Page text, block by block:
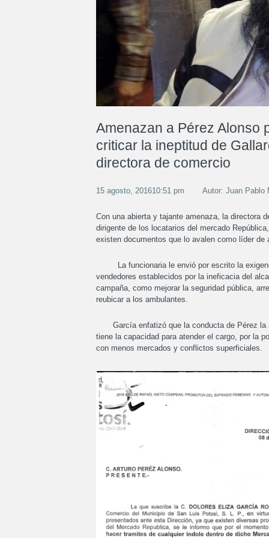
Amenazan a Pérez Alonso
criticar la ineptitud de
directora de comercio
15 agosto, 201610:51 pm Autor: Juan Pablo
Con una abierta y tajante amenaza, la directora
dirigente de los locatarios del mercado
existen documentos que lo avalen como líder de
La funcionaria le envió por escrito la
vendedores establecidos por la ineficacia del
campaña, como mejorar la seguridad pública,
reubicar a los ambulantes.
García enfatizó que la conducta de Pérez la
tiene la capacidad para atender el cargo, por la
con menos mercados y conflictos superficiales.